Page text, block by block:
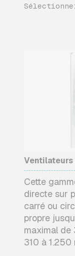
Cette
directe sur
carré ou
propre
maximal de
310 à 1.250